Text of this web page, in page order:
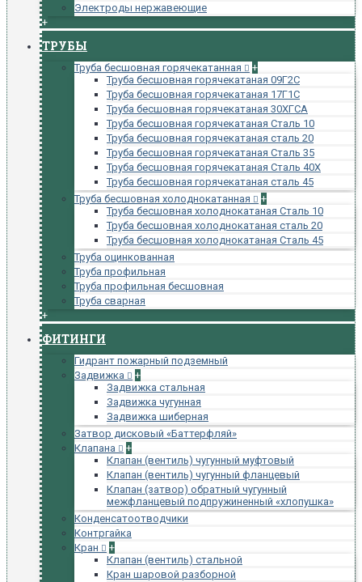
Электроды нержавеющие
+
ТРУБЫ
Труба бесшовная горячекатанная
+
Труба бесшовная горячекатаная 09Г2С
Труба бесшовная горячекатаная 17Г1С
Труба бесшовная горячекатаная 30ХГСА
Труба бесшовная горячекатаная Сталь 10
Труба бесшовная горячекатаная сталь 20
Труба бесшовная горячекатаная Сталь 35
Труба бесшовная горячекатаная Сталь 40Х
Труба бесшовная горячекатаная сталь 45
Труба бесшовная холоднокатанная
+
Труба бесшовная холоднокатаная Сталь 10
Труба бесшовная холоднокатаная сталь 20
Труба бесшовная холоднокатаная Сталь 45
Труба оцинкованная
Труба профильная
Труба профильная бесшовная
Труба сварная
+
ФИТИНГИ
Гидрант пожарный подземный
Задвижка
+
Задвижка стальная
Задвижка чугунная
Задвижка шиберная
Затвор дисковый «Баттерфляй»
Клапана
+
Клапан (вентиль) чугунный муфтовый
Клапан (вентиль) чугунный фланцевый
Клапан (затвор) обратный чугунный
межфланцевый подпружиненный «хлопушка»
Конденсатоотводчики
Контргайка
Кран
+
Клапан (вентиль) стальной
Кран шаровой разборной